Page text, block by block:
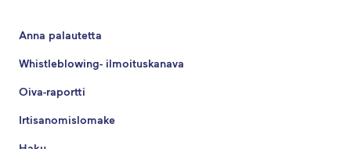
Anna palautetta
Whistleblowing- ilmoituskanava
Oiva-raportti
Irtisanomislomake